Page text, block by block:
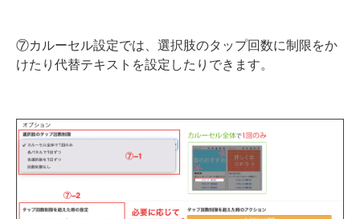
⑦カルーセル設定では、選択肢のタップ回数に制限をか
けたり代替テキストを設定したりできます。